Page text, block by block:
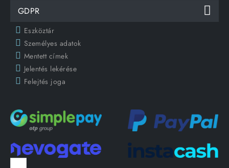
GDPR
Eszköztár
Személyes adatok
Mentett címek
Jelentés lekérése
Felejtés joga